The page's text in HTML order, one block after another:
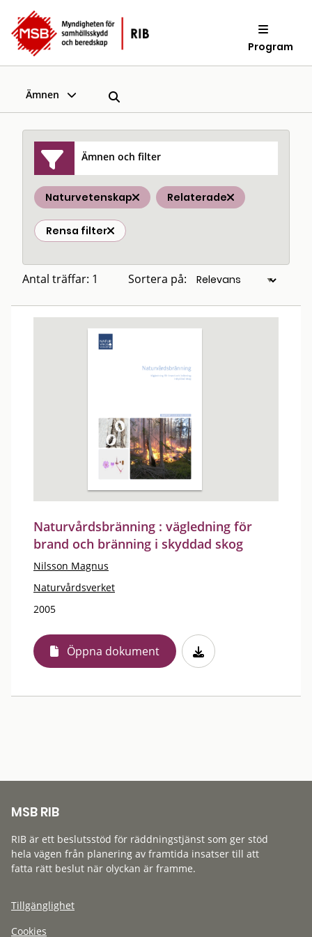
Program
Ämnen
Ämnen och filter
Naturvetenskap Relaterade
Rensa filter
Antal träffar: 1 Sortera på:
Naturvårdsbränning : vägledning för
brand och bränning i skyddad skog
Nilsson Magnus
Naturvårdsverket
2005
Öppna dokument
MSB RIB
RIB är ett beslutsstöd för räddningstjänst som ger stöd
hela vägen från planering av framtida insatser till att
fatta rätt beslut när olyckan är framme.
Tillgänglighet
Cookies